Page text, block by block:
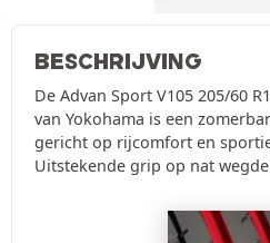
BESCHRIJVING
De Advan Sport V105 205/60
van Yokohama is een
gericht op rijcomfort en
Uitstekende grip op nat